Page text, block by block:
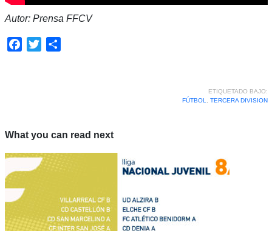
Autor: Prensa FFCV
Facebook
Twitter
ETIQUETADO BAJO:
FÚTBOL
TERCERA DIVISION
What you can read next